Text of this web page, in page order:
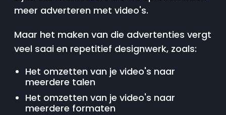
meer adverteren met video's.
Maar het maken van die advertenties vergt
veel saai en repetitief designwerk, zoals:
Het omzetten van je video's naar
meerdere talen
Het omzetten van je video's naar
meerdere formaten